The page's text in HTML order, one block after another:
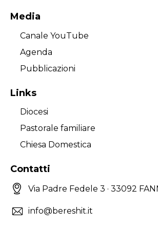
Media
Canale YouTube
Agenda
Pubblicazioni
Links
Diocesi
Pastorale familiare
Chiesa Domestica
Contatti
Via Padre Fedele 3 · 33092
info@bereshit.it